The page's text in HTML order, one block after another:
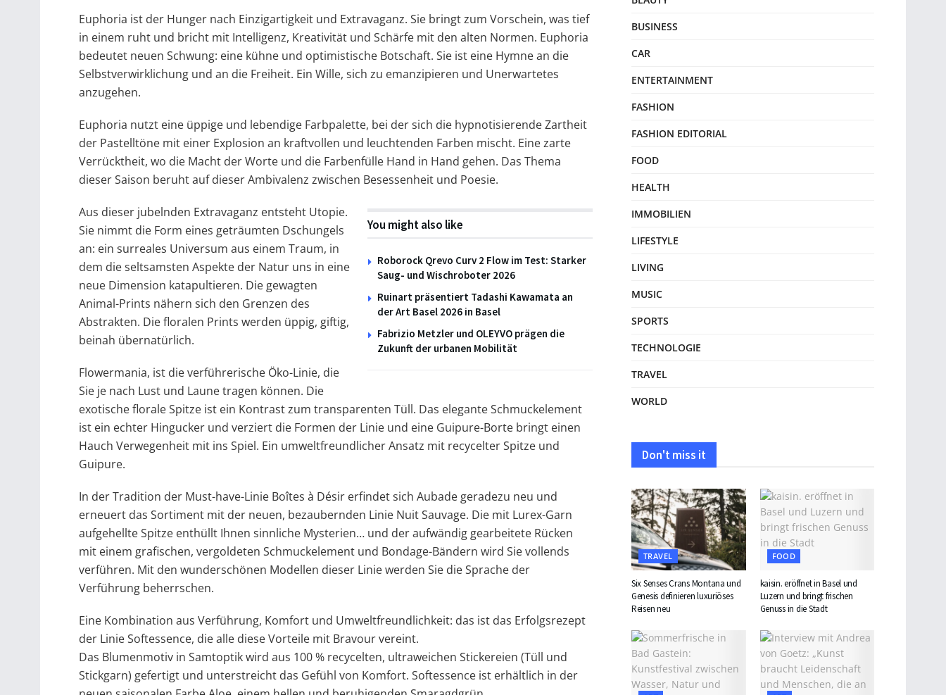
Euphoria ist der Hunger nach Einzigartigkeit und Extravaganz. Sie bringt zum Vorschein, was tief
in einem ruht und bricht mit Intelligenz, Kreativität und Schärfe mit den alten Normen. Euphoria
bedeutet neuen Schwung: eine kühne und optimistische Botschaft. Sie ist eine Hymne an die
Selbstverwirklichung und an die Freiheit. Ein Wille, sich zu emanzipieren und Unerwartetes
anzugehen.
Euphoria nutzt eine üppige und lebendige Farbpalette, bei der sich die hypnotisierende Zartheit
der Pastelltöne mit einer Explosion an kraftvollen und leuchtenden Farben mischt. Eine zarte
Verrücktheit, wo die Macht der Worte und die Farbenfülle Hand in Hand gehen. Das Thema
dieser Saison beruht auf dieser Ambivalenz zwischen Besessenheit und Poesie.
You might also like
Roborock Qrevo Curv 2 Flow im Test: Starker
Saug- und Wischroboter 2026
Ruinart präsentiert Tadashi Kawamata an
der Art Basel 2026 in Basel
Fabrizio Metzler und OLEYVO prägen die
Zukunft der urbanen Mobilität
Aus dieser jubelnden Extravaganz entsteht Utopie.
Sie nimmt die Form eines geträumten Dschungels
an: ein surreales Universum aus einem Traum, in
dem die seltsamsten Aspekte der Natur uns in eine
neue Dimension katapultieren. Die gewagten
Animal-Prints nähern sich den Grenzen des
Abstrakten. Die floralen Prints werden üppig, giftig,
beinah übernatürlich.
Flowermania, ist die verführerische Öko-Linie, die
Sie je nach Lust und Laune tragen können. Die
exotische florale Spitze ist ein Kontrast zum transparenten Tüll. Das elegante Schmuckelement
ist ein echter Hingucker und verziert die Formen der Linie und eine Guipure-Borte bringt einen
Hauch Verwegenheit mit ins Spiel. Ein umweltfreundlicher Ansatz mit recycelter Spitze und
Guipure.
In der Tradition der Must-have-Linie Boîtes à Désir erfindet sich Aubade geradezu neu und
erneuert das Sortiment mit der neuen, bezaubernden Linie Nuit Sauvage. Die mit Lurex-Garn
aufgehellte Spitze enthüllt Ihnen sinnliche Mysterien… und der aufwändig gearbeitete Rücken
mit einem grafischen, vergoldeten Schmuckelement und Bondage-Bändern wird Sie vollends
verführen. Mit den wunderschönen Modellen dieser Linie werden Sie die Sprache der
Verführung beherrschen.
Eine Kombination aus Verführung, Komfort und Umweltfreundlichkeit: das ist das Erfolgsrezept
der Linie Softessence, die alle diese Vorteile mit Bravour vereint.
Das Blumenmotiv in Samtoptik wird aus 100 % recycelten, ultraweichen Stickereien (Tüll und
Stickgarn) gefertigt und unterstreicht das Gefühl von Komfort. Softessence ist erhältlich in der
BUSINESS
CAR
ENTERTAINMENT
FASHION
FASHION EDITORIAL
FOOD
HEALTH
IMMOBILIEN
LIFESTYLE
LIVING
MUSIC
SPORTS
TECHNOLOGIE
TRAVEL
WORLD
Don't miss it
TRAVEL
Six Senses Crans Montana und
Genesis definieren luxuriöses
Reisen neu
FOOD
kaisin. eröffnet in Basel und
Luzern und bringt frischen
Genuss in die Stadt